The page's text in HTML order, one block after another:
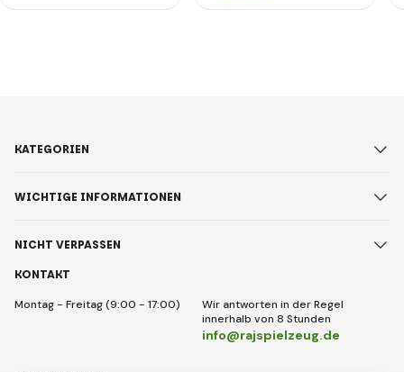
KONTAKT
Montag - Freitag (9:00 - 17:00)
Wir antworten in der Regel
innerhalb von 8 Stunden
info@rajspielzeug.de
KATEGORIEN
WICHTIGE INFORMATIONEN
NICHT VERPASSEN